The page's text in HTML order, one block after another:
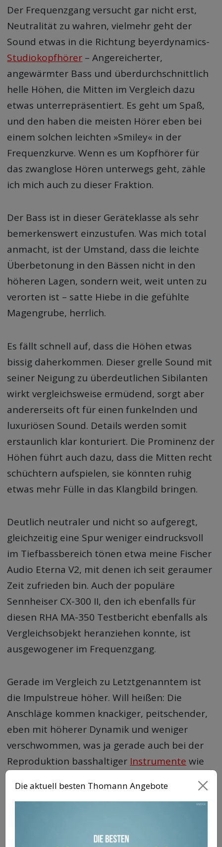
Der Frequenzgang versucht gar nicht erst,
Neutralität zu wahren, vielmehr geht der
Sound etwas in die Richtung beyerdynamics-
Studiokopfhörer – Angereicherter,
angewärmter Bass und überdurchschnittlich
helle Höhen, die Mitten im Vergleich dazu
etwas unterrepräsentiert. Es geht um Spaß,
und den haben die meisten Hörer eben bei
einem solchen leichten »Smiley« in der
Frequenzkurve. Wenn es um Kopfhörer für
das zwanglose Hören unterwegs geht, zähle
ich mich auch zu dieser Fraktion.
Der Bass ist in dieser Geräteklasse als sehr
bemerkenswert einzustufen. Was mich total
anmacht, ist der Umstand, dass die leichte
Überbetonung in den Bässen nicht in den
höheren Lagen, sondern weit, weit unten zu
verorten ist – satte Hiebe in die gefühlte
Magengrube, herrlich.
Es fällt schnell auf, dass die Höhen etwas
bissig daherkommen. Dieser grelle Sound mit
seiner Neigung zu überdeutlichen Sibilanten
wirkt vergleichsweise ermüdend, sorgt aber
andererseits oft für einen funkelnden und
luxuriösen Sound. Details werden somit
erstaunlich klar konturiert. Die Prominenz der
Höhen führt auch dazu, dass die Mitten recht
schüchtern aufspielen, sie könnten ruhig
etwas mehr Fülle in das Klangbild bringen.
Deutlich neutraler und nicht so aufgeregt,
gleichzeitig eine Spur weniger eindrucksvoll
im Tiefbassbereich tönen etwa meine Fischer
Audio Eterna V2, mit denen ich seit geraumer
Zeit zufrieden bin. Auch der populäre
Sennheiser CX-300 II, den ich ebenfalls für
diesen RHA MA-350 Testbericht ebenfalls als
Vergleichsobjekt heranziehen konnte, ist
ausgewogener im Frequenzgang.
Gerade im Vergleich zu Letztgenanntem ist
die Impulstreue höher. Will heißen: Die
Anschläge kommen knackiger, peitschender,
eben mit höherer Dynamik und weniger
verschwommen, was ja gerade auch bei der
Reproduktion basshaltiger Instrumente wie
angesprochen hohe Impulstreue wirkt sich
klar voneinander getrennte Darstellung der
Die aktuell besten Thomann Angebote